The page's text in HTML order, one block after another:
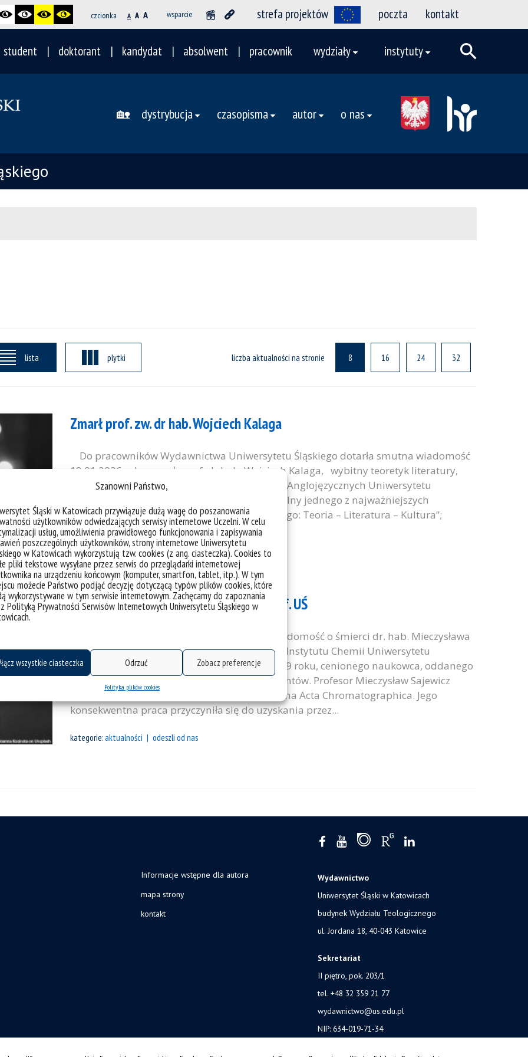
Szanowni Państwo,
Śląski w Katowicach przywiązuje dużą wagę do poszanowania
użytkowników odwiedzających serwisy internetowe Uczelni. W celu
usług, umożliwienia prawidłowego funkcjonowania i zapisywania
poszczególnych użytkowników, strony internetowe Uniwersytetu
w Katowicach wykorzystują tzw. cookies (z ang. ciasteczka). Cookies to
pliki tekstowe wysyłane przez serwis do przeglądarki internetowej
na urządzeniu końcowym (komputer, smartfon, tablet, itp.). W tym
możecie Państwo podjąć decyzję dotyczącą typów plików cookies, które
wykorzystywane w tym serwisie internetowym. Zachęcamy do zapoznania
Polityką Prywatności Serwisów Internetowych Uniwersytetu Śląskiego w
wszystkie ciasteczka Odrzuć Zobacz preferencje
Polityka plików cookies
czcionka A A A wsparcie strefa projektów poczta kontakt
student doktorant kandydat absolwent pracownik wydziały instytuty
🏡 dystrybucja czasopisma autor o nas
lista plytki liczba aktualności na stronie 8 16 24 32
Zmarł prof. zw. dr hab. Wojciech Kalaga
Do pracowników Wydawnictwa Uniwersytetu Śląskiego dotarła smutna wiadomość
18.01.2026 roku zmarł prof. dr hab. Wojciech Kalaga, wybitny teoretyk literatury,
wieloletni dyrektor Instytutu Kultur i Literatur Anglojęzycznych Uniwersytetu
Śląskiego (1995-2012), twórca i redaktor naczelny jednego z najważniejszych
czasopism literaturoznawczych w Polsce „Er(r)go: Teoria – Literatura – Kultura”;
autorytet i mistrz. ...
kategorie:aktualności odeszli od nas
Zmarł dr hab. Mieczysław Sajewicz, prof. UŚ
Z głębokim smutkiem i żalem przyjęliśmy wiadomość o śmierci dr. hab. Mieczysława
Sajewicza, prof. UŚ, wieloletniego pracownika Instytutu Chemii Uniwersytetu
Śląskiego, związanego z naszą uczelnią od 1979 roku, cenionego naukowca, oddanego
dydaktyka i wychowawcy wielu pokoleń studentów. Profesor Mieczysław Sajewicz
pełnił funkcję redaktora naczelnego czasopisma Acta Chromatographica. Jego
konsekwentna praca przyczyniła się do uzyskania przez...
kategorie:aktualności odeszli od nas
Informacje wstępne dla autora
mapa strony
kontakt
Wydawnictwo
Uniwersytet Śląski w Katowicach
budynek Wydziału Teologicznego
ul. Jordana 18, 40-043 Katowice
Sekretariat
II piętro, pok. 203/1
tel. +48 32 359 21 77
wydawnictwo@us.edu.pl
NIP: 634-019-71-34